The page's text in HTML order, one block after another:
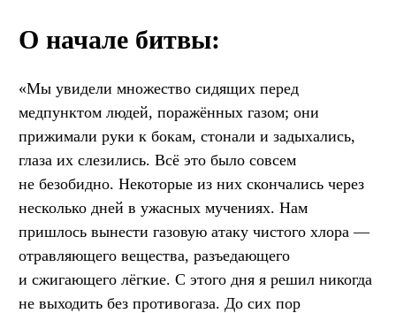
О начале битвы:
«Мы увидели множество сидящих перед
медпунктом людей, поражённых газом; они
прижимали руки к бокам, стонали и задыхались,
глаза их слезились. Всё это было совсем
не безобидно. Некоторые из них скончались через
несколько дней в ужасных мучениях. Нам
пришлось вынести газовую атаку чистого хлора —
отравляющего вещества, разъедающего
и сжигающего лёгкие. С этого дня я решил никогда
не выходить без противогаза. До сих пор